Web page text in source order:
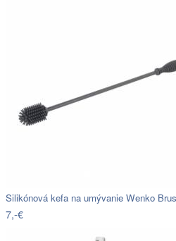
Silikónová kefa na umývanie Wenko
7,-€